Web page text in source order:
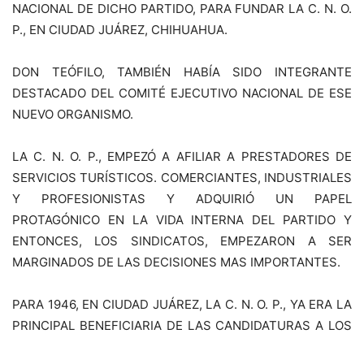
NACIONAL DE DICHO PARTIDO, PARA FUNDAR LA C. N. O.
P., EN CIUDAD JUÁREZ, CHIHUAHUA.
DON TEÓFILO, TAMBIÉN HABÍA SIDO INTEGRANTE
DESTACADO DEL COMITÉ EJECUTIVO NACIONAL DE ESE
NUEVO ORGANISMO.
LA C. N. O. P., EMPEZÓ A AFILIAR A PRESTADORES DE
SERVICIOS TURÍSTICOS. COMERCIANTES, INDUSTRIALES
Y PROFESIONISTAS Y ADQUIRIÓ UN PAPEL
PROTAGÓNICO EN LA VIDA INTERNA DEL PARTIDO Y
ENTONCES, LOS SINDICATOS, EMPEZARON A SER
MARGINADOS DE LAS DECISIONES MAS IMPORTANTES.
PARA 1946, EN CIUDAD JUÁREZ, LA C. N. O. P., YA ERA LA
PRINCIPAL BENEFICIARIA DE LAS CANDIDATURAS A LOS